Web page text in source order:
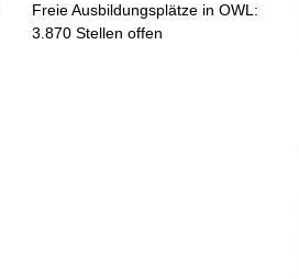
Freie Ausbildungsplätze in OWL:
3.870 Stellen offen